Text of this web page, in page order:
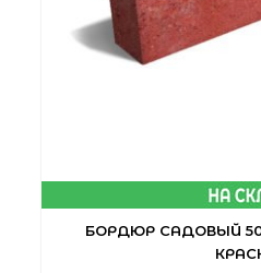
БОРДЮР САДОВЫЙ